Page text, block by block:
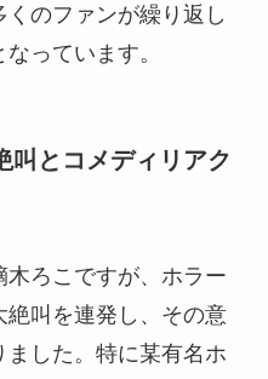
のファンが繰り返し
っています。
叫とコメディリアク
ろこですが、ホラー
叫を連発し、その意
した。特に某有名ホ